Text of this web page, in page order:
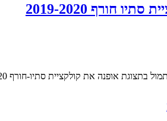
חורף 2019-2020
מרהיבה, בניצוחו של המעצב הראשי יעקב גולברי, הנותנת מענה לכל יום בשנה, לכל אירוע ובמגוון רחב של גזרות.…